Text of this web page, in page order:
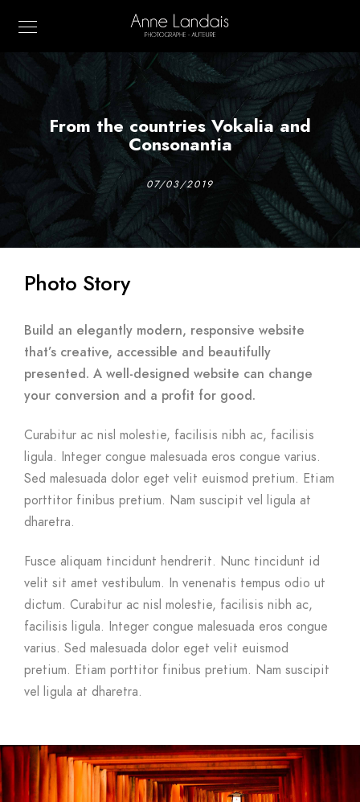
From the countries Vokalia and
Consonantia
07/03/2019
Photo Story
Build an elegantly modern, responsive website
that’s creative, accessible and beautifully
presented. A well-designed website can change
your conversion and a profit for good.
Curabitur ac nisl molestie, facilisis nibh ac, facilisis
ligula. Integer congue malesuada eros congue varius.
Sed malesuada dolor eget velit euismod pretium. Etiam
porttitor finibus pretium. Nam suscipit vel ligula at
dharetra.
Fusce aliquam tincidunt hendrerit. Nunc tincidunt id
velit sit amet vestibulum. In venenatis tempus odio ut
dictum. Curabitur ac nisl molestie, facilisis nibh ac,
facilisis ligula. Integer congue malesuada eros congue
varius. Sed malesuada dolor eget velit euismod
pretium. Etiam porttitor finibus pretium. Nam suscipit
vel ligula at dharetra.